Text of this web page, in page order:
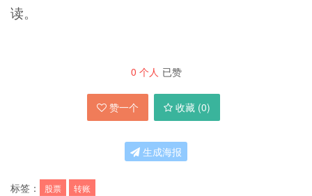
读。
0 个人 已赞
赞一个 收藏 (0)
生成海报
标签： 股票 转账